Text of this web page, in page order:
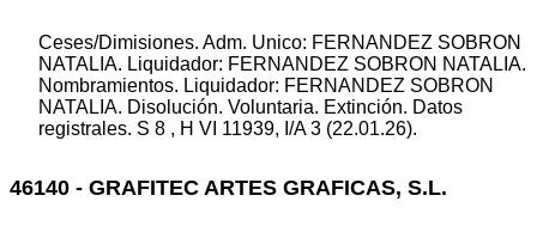
Ceses/Dimisiones. Adm. Unico: FERNANDEZ SOBRON
NATALIA. Liquidador: FERNANDEZ SOBRON NATALIA.
Nombramientos. Liquidador: FERNANDEZ SOBRON
NATALIA. Disolución. Voluntaria. Extinción. Datos
registrales. S 8 , H VI 11939, I/A 3 (22.01.26).
46140 - GRAFITEC ARTES GRAFICAS, S.L.